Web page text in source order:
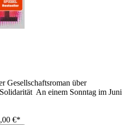
Gesellschaftsroman über
An einem Sonntag im Juni
€*